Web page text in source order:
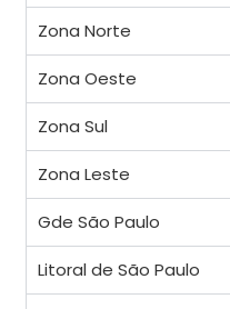
Zona Norte
Zona Oeste
Zona Sul
Zona Leste
Gde São Paulo
Litoral de São Paulo